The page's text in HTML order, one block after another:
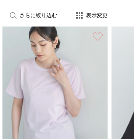
さらに絞り込む 表示変更